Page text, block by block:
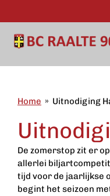
direct
naar
de
Home » Uitnodiging
De zomerstop zit er
allerlei
tijd voor de jaarlijkse
begint het seizoen